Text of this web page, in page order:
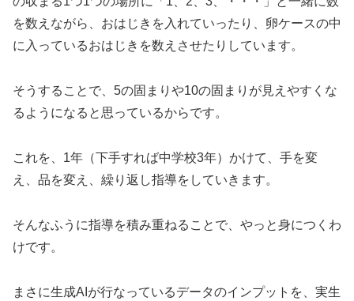
を数えながら、おはじきを入れていったり、卵ケースの中
に入っているおはじきを数えさせたりしています。
そうすることで、5の固まりや10の固まりが見えやすくな
るようになると思っているからです。
これを、1年（下手すれば中学校3年）かけて、手を変
え、品を変え、繰り返し指導をしていきます。
そんなふうに指導を積み重ねることで、やっと身につくわ
けです。
まさに生成AIが行なっているデータのインプットを、実生